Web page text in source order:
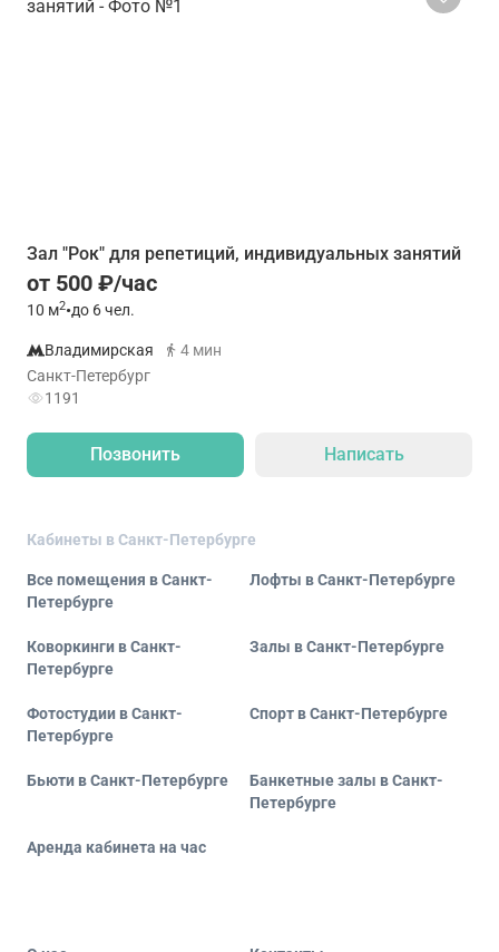
Зал "Рок" для репетиций, индивидуальных занятий
от 500 ₽/час
10 м2•до 6 чел.
Владимирская
4 мин
Санкт-Петербург
1191
Позвонить Написать
Кабинеты в Санкт-Петербурге
Все помещения в Санкт-
Петербурге
Лофты в Санкт-Петербурге
Коворкинги в Санкт-
Петербурге
Залы в Санкт-Петербурге
Фотостудии в Санкт-
Петербурге
Спорт в Санкт-Петербурге
Бьюти в Санкт-Петербурге
Банкетные залы в Санкт-
Петербурге
Аренда кабинета на час